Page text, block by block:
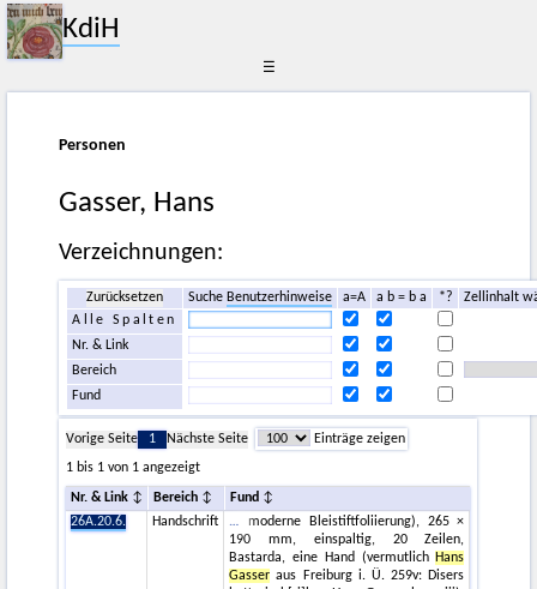
KdiH
☰
Personen
Gasser, Hans
Verzeichnungen:
Zurücksetzen SucheBenutzerhinweise a=A a b = b a *?
Zellinhalt
Alle Spalten
Nr. & Link
Bereich
Fund
Vorige Seite 1 Nächste Seite
Einträge zeigen
1 bis 1 von 1 angezeigt
Nr. & Link Bereich
Fund
26A.20.6.
Handschrift
moderne Bleistiftfoliierung), 265 ×
190 mm, einspaltig, 20 Zeilen,
Bastarda, eine Hand (vermutlich Hans
Gasser aus Freiburg i. Ü. 259v: Disers